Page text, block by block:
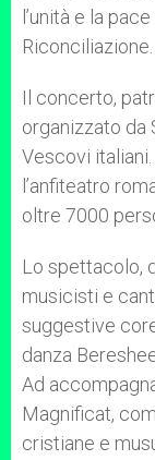
l’unità e la
Riconciliazione.
Il concerto,
organizzato da
Vescovi
l’anfiteatro
oltre 7000
Lo spettacolo,
musicisti e
suggestive
danza
Ad
Magnificat,
cristiane e